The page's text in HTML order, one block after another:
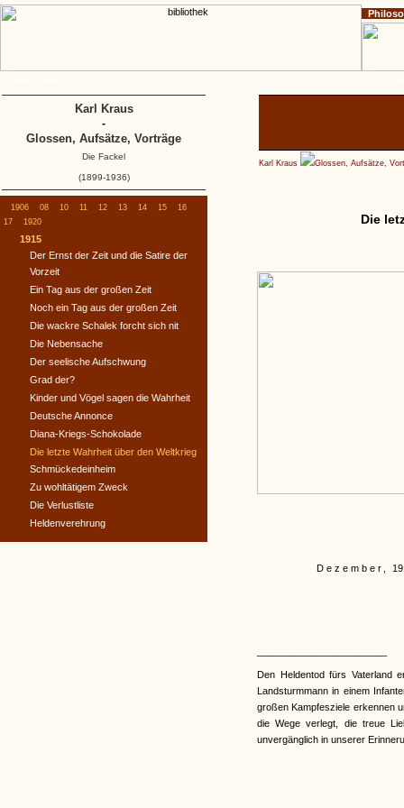
Karl Kraus Glossen, Aufsätze,
Die
Dezember,
Den Heldentod fürs Vaterland
Landsturmmann in einem
großen Kampfesziele erkennen
die Wege verlegt, die treue
unvergänglich in unserer
1906 08 10 11 12 13 14 15
16
17
1920
1915
Der Ernst der Zeit und die Satire der
Vorzeit
Ein Tag aus der großen Zeit
Noch ein Tag aus der großen Zeit
Die wackre Schalek forcht sich nit
Die Nebensache
Der seelische Aufschwung
Grad der?
Kinder und Vögel sagen die Wahrheit
Deutsche Annonce
Diana-Kriegs-Schokolade
Die letzte Wahrheit über den Weltkrieg
Schmückedeinheim
Zu wohltätigem Zweck
Die Verlustliste
Heldenverehrung
Karl Kraus
-
Glossen, Aufsätze, Vorträge
Die Fackel
(1899-1936)